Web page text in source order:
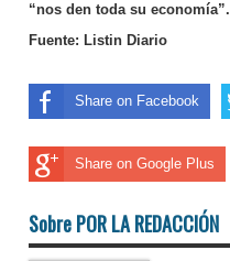
“nos den toda su economía”.
Fuente: Listin Diario
Share on Facebook
Share on Google Plus
Sobre POR LA REDACCIÓN